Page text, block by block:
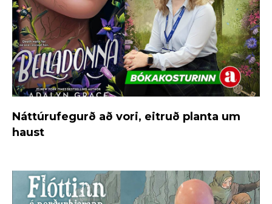
Náttúrufegurð að vori, eitruð planta um
haust